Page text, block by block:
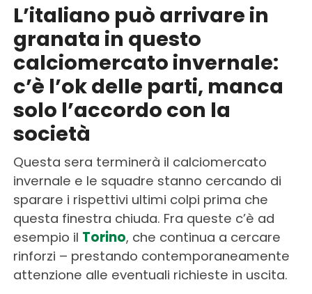
L’italiano può arrivare in
granata in questo
calciomercato invernale:
c’è l’ok delle parti, manca
solo l’accordo con la
società
Questa sera terminerà il calciomercato
invernale e le squadre stanno cercando di
sparare i rispettivi ultimi colpi prima che
questa finestra chiuda. Fra queste c’è ad
esempio il Torino, che continua a cercare
rinforzi – prestando contemporaneamente
attenzione alle eventuali richieste in uscita.